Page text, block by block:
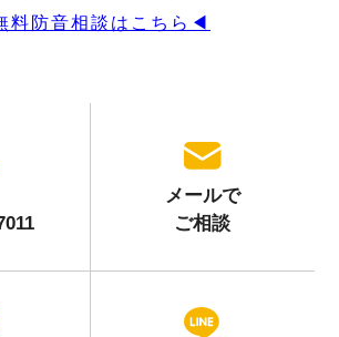
料防音相談はこちら◀︎
メールで
ご相談